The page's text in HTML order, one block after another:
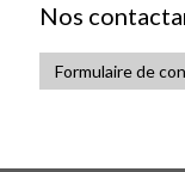
Nos
Formulaire de